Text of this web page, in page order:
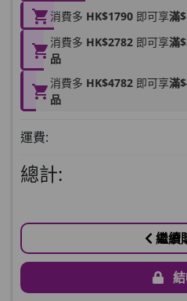
HKD$145
消費多 HK$1790 即可享滿
消費多 HK$2782 即可享滿
品
消費多 HK$4782 即可享滿
品
運費:
總計:
繼續